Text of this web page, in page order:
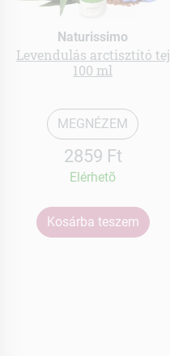
Naturissimo
Levendulás arctisztító tej
100 ml
MEGNÉZEM
2859 Ft
Elérhetõ
Kosárba teszem